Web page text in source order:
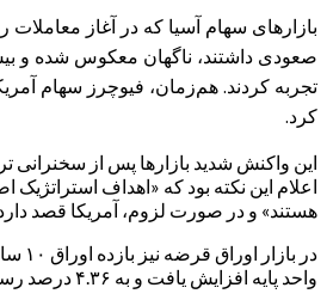
بازارهای سهام آسیا که در آغاز معاملات
کرد.
این واکنش شدید بازارها پس از سخنرانی
اعلام این نکته بود که «اهداف استراتژیک
هستند» و در صورت لزوم، آمریکا قصد دارد
واحد پایه افزایش یافت و به ۴.۳۶ درصد رسید.